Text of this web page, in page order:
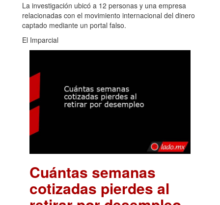
La investigación ubicó a 12 personas y una empresa
relacionadas con el movimiento internacional del dinero
captado mediante un portal falso.
El Imparcial
Cuántas semanas
cotizadas pierdes al